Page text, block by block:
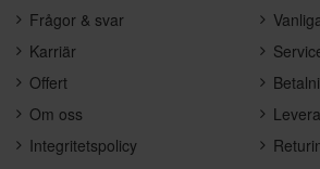
Frågor & svar
Karriär
Offert
Om oss
Integritetspolicy